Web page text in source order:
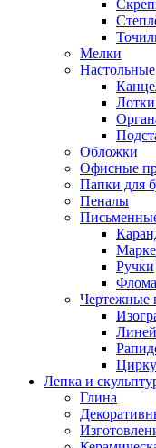
Мелки
Лотки
Обложки
Офисные
Папки для
Пеналы
Ручки
Чертежные
Лепка и
Глина